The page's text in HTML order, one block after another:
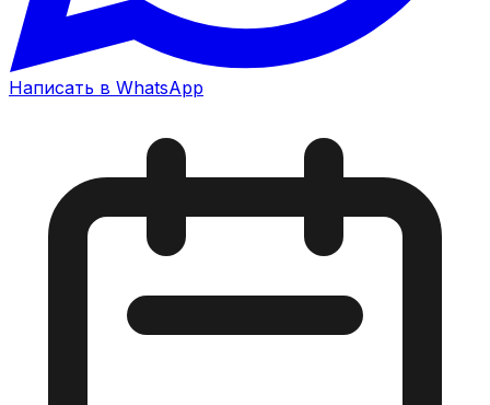
Написать в WhatsApp